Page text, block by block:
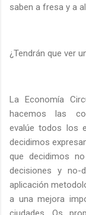
saben a fresa y a
¿Tendrán que ver
La Economía
hacemos las
evalúe todos los
decidimos
que decidimos
decisiones y no-
aplicación
a una mejora